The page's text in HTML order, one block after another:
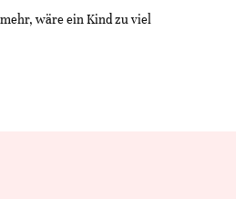
wäre ein Kind zu viel